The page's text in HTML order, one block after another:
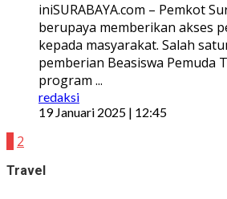
iniSURABAYA.com – Pemkot
berupaya memberikan akses
kepada masyarakat. Salah
pemberian Beasiswa Pemuda
program ...
redaksi
19 Januari 2025 | 12:45
2
Travel